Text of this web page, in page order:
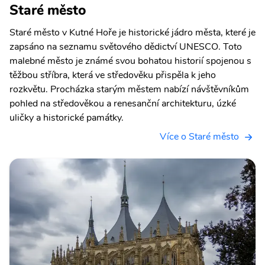
Staré město
Staré město v Kutné Hoře je historické jádro města, které je
zapsáno na seznamu světového dědictví UNESCO. Toto
malebné město je známé svou bohatou historií spojenou s
těžbou stříbra, která ve středověku přispěla k jeho
rozkvětu. Procházka starým městem nabízí návštěvníkům
pohled na středověkou a renesanční architekturu, úzké
uličky a historické památky.
Více o Staré město